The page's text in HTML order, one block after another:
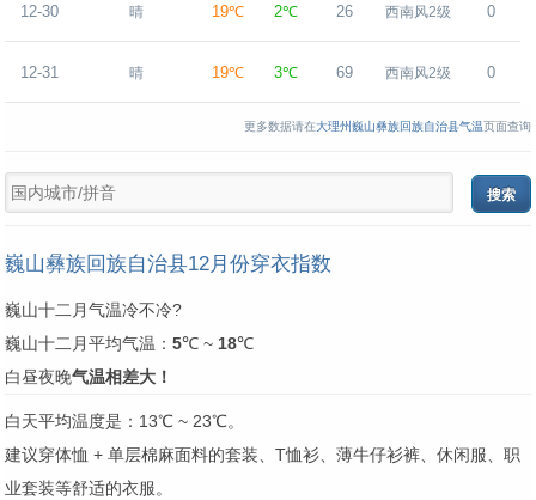
12-30 晴 19℃ 2℃ 26 西南风2级 0
12-31 晴 19℃ 3℃ 69 西南风2级 0
更多数据请在大理州巍山彝族回族自治县气温页面查询
巍山彝族回族自治县12月份穿衣指数
巍山十二月气温冷不冷?
巍山十二月平均气温： 5℃ ~ 18℃
白昼夜晚气温相差大！
白天平均温度是：13℃ ~ 23℃。
建议穿体恤 + 单层棉麻面料的套装、T恤衫、薄牛仔衫裤、休闲服、职
业套装等舒适的衣服。